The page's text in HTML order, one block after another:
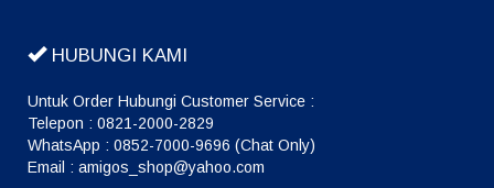
HUBUNGI KAMI
Untuk Order Hubungi Customer Service :
Telepon : 0821-2000-2829
WhatsApp : 0852-7000-9696 (Chat Only)
Email : amigos_shop@yahoo.com